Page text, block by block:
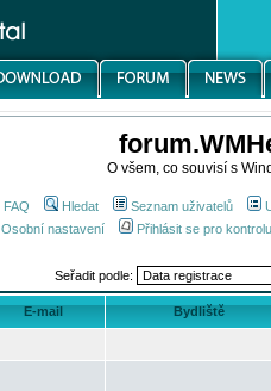
O všem, co souvisí s
FAQ Hledat Seznam uživatelů
Osobní nastavení
Přihlásit se pro
Seřadit podle:
E-mail Bydliště